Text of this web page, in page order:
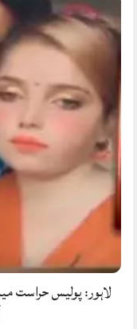
لاہور: پولیس حراست